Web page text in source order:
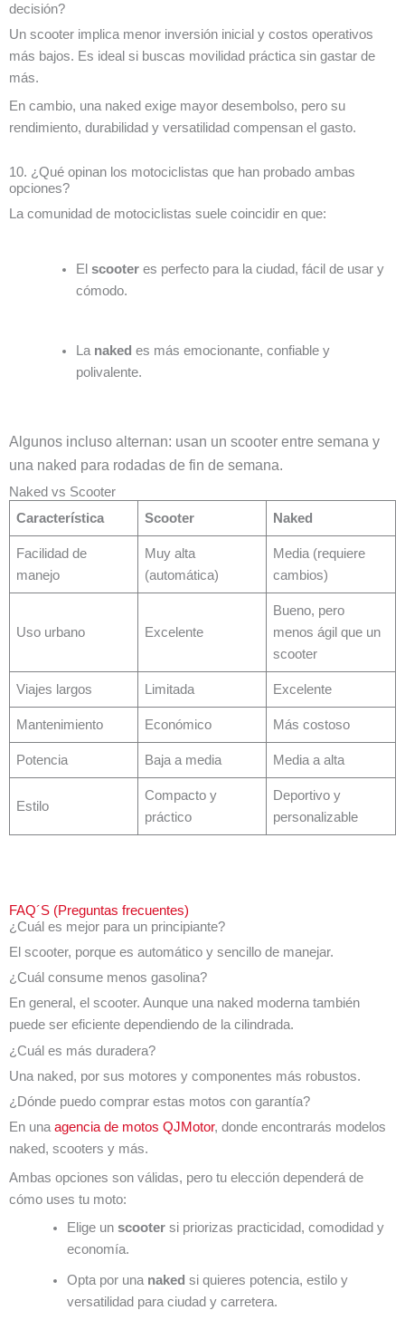
decisión?
Un scooter implica menor inversión inicial y costos operativos
más bajos. Es ideal si buscas movilidad práctica sin gastar de
más.
En cambio, una naked exige mayor desembolso, pero su
rendimiento, durabilidad y versatilidad compensan el gasto.
10. ¿Qué opinan los motociclistas que han probado ambas
opciones?
La comunidad de motociclistas suele coincidir en que:
El scooteres perfecto para la ciudad, fácil de usar y
cómodo.
La naked es más emocionante, confiable y
polivalente.
Algunos incluso alternan: usan un scooter entre semana y
una naked para rodadas de fin de semana.
Naked vs Scooter
Característica
Scooter Naked
Facilidad de
manejo
Muy alta
(automática)
Media (requiere
cambios)
Uso urbano Excelente
Bueno, pero
menos ágil que un
scooter
Viajes largos Limitada Excelente
Mantenimiento Económico Más costoso
Potencia Baja a media Media a alta
Estilo
Compacto y
práctico
Deportivo y
personalizable
FAQ´S (Preguntas frecuentes)
¿Cuál es mejor para un principiante?
El scooter, porque es automático y sencillo de manejar.
¿Cuál consume menos gasolina?
En general, el scooter. Aunque una naked moderna también
puede ser eficiente dependiendo de la cilindrada.
¿Cuál es más duradera?
Una naked, por sus motores y componentes más robustos.
¿Dónde puedo comprar estas motos con garantía?
En unaagencia de motos QJMotor, donde encontrarás modelos
naked, scooters y más.
Ambas opciones son válidas, pero tu elección dependerá de
cómo uses tu moto:
Elige un scootersi priorizas practicidad, comodidad y
economía.
Opta por una naked si quieres potencia, estilo y
versatilidad para ciudad y carretera.